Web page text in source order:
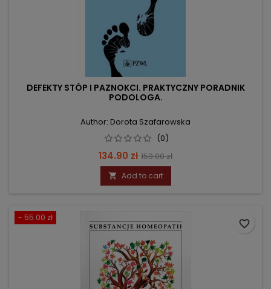
DEFEKTY STÓP I PAZNOKCI. PRAKTYCZNY PORADNIK
PODOLOGA.
Author: Dorota Szafarowska
(0)
Price
134.90 zł Regular
price
159.00 zł
 Add to cart
- 55.00 zł
favorite_border